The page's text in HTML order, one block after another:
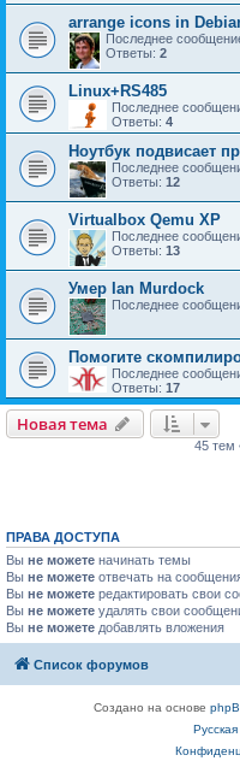
arrange icons in
Последнее
Ответы: 2
Linux+RS485
Последнее
Ответы: 4
Ноутбук подвисает
Последнее
Ответы: 12
Virtualbox Qemu XP
Последнее
Ответы: 13
Умер Ian Murdock
Последнее
Помогите
Последнее
Ответы: 17
Новая тема
45 тем
ПРАВА ДОСТУПА
Вы не можете начинать темы
Вы не можете отвечать на
Вы не можете редактировать свои
Вы не можете удалять свои
Вы не можете добавлять вложения
Список форумов
Создано на основе